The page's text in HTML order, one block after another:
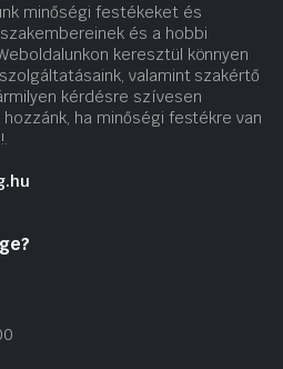
minőségi festékeket és
és a hobbi
keresztül könnyen
valamint szakértő
kérdésre szívesen
ha minőségi festékre van